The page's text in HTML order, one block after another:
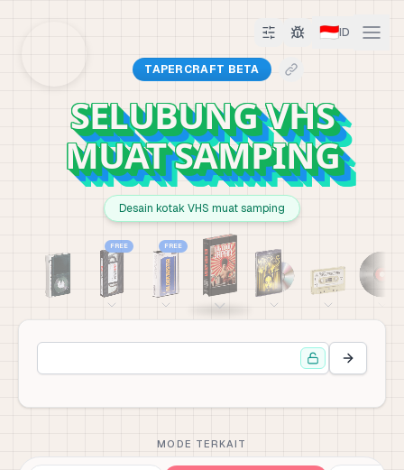
🇮🇩ID
TAPERCRAFT BETA
SELUBUNG VHS
MUAT SAMPING
Desain kotak VHS muat samping
FREE FREE
MODE TERKAIT